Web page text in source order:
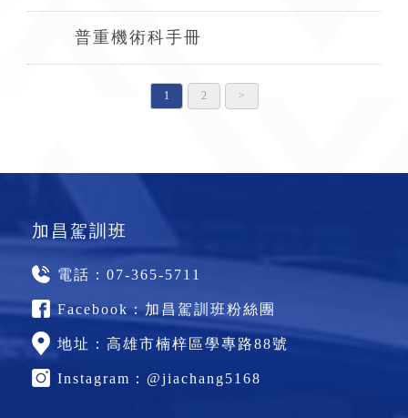
普重機術科手冊
1 2 >
加昌駕訓班
電話： 07-365-5711
Facebook：加昌駕訓班粉絲團
地址： 高雄市楠梓區學專路88號
Instagram： @jiachang5168